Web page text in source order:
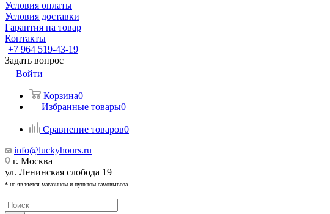
Условия оплаты
Условия доставки
Гарантия на товар
Контакты
+7 964 519-43-19
Задать вопрос
Войти
Корзина0
Избранные товары0
Сравнение товаров0
info@luckyhours.ru
г. Москва
ул. Ленинская слобода 19
* не является магазином и пунктом самовывоза